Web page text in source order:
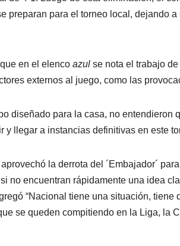
preparan para el torneo local, dejando
en el elenco azul se nota el trabajo
externos al juego, como las
diseñado para la casa, no entendieron
y llegar a instancias definitivas en este
la derrota del ´Embajador´
no encuentran rápidamente una idea
“Nacional tiene una situación, tiene
se queden compitiendo en la Liga, la